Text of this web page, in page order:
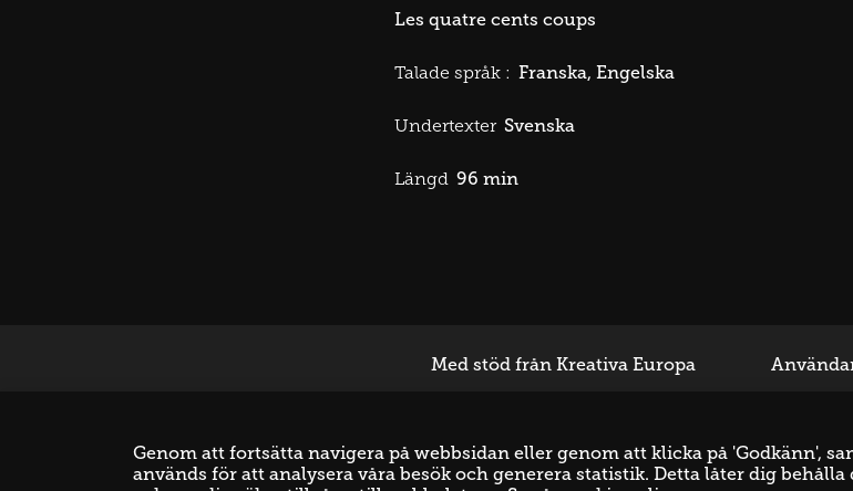
Les quatre cents coups
Talade språk : Franska Engelska
Undertexter Svenska
Längd 96 min
Med stöd från Kreativa Europa
Genom att fortsätta navigera på webbsidan eller genom att klicka på 'Godkänn',
används för att analysera våra besök och generera statistik. Detta låter dig